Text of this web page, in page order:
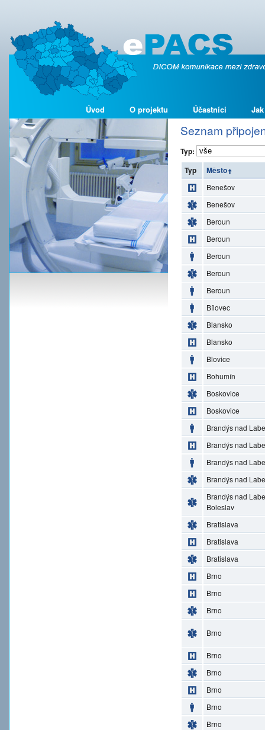
Úvod O projektu Účastníci
Seznam
Typ:
Typ
Město
Benešov
Benešov
Beroun
Beroun
Beroun
Beroun
Beroun
Bílovec
Blansko
Blansko
Blovice
Bohumín
Boskovice
Boskovice
Brandýs nad
Brandýs nad
Brandýs nad
Brandýs nad
Brandýs nad
Boleslav
Bratislava
Bratislava
Bratislava
Brno
Brno
Brno
Brno
Brno
Brno
Brno
Brno
Brno